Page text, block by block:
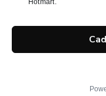
Hotmart.